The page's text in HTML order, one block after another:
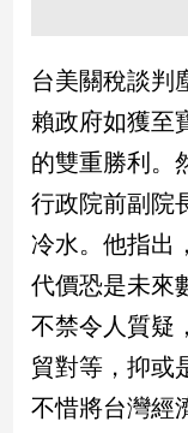
政
治
政
治
焦
品
觀
點
民
調
國
會
台美關稅談判
賴政府如獲至
的雙重勝利。
行政院前副院
冷水。他指出
代價恐是未來
不禁令人質疑
貿對等，抑或
不惜將台灣經